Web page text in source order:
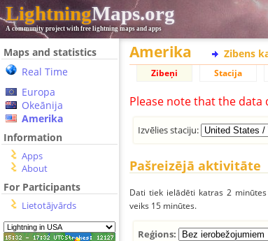
LightningMaps.org
A community project with free lightning maps and apps
Maps and statistics
Real Time
Europa
Okeānija
Amerika
Information
Apps
About
For Participants
Lietotājvārds
Amerika Zibens
Zibeņi Stacija
Please note that the data
Izvēlies staciju:
Pašreizējā aktivitāte
Dati tiek ielādēti katras 2
veiks 15 minūtes.
Reģions: